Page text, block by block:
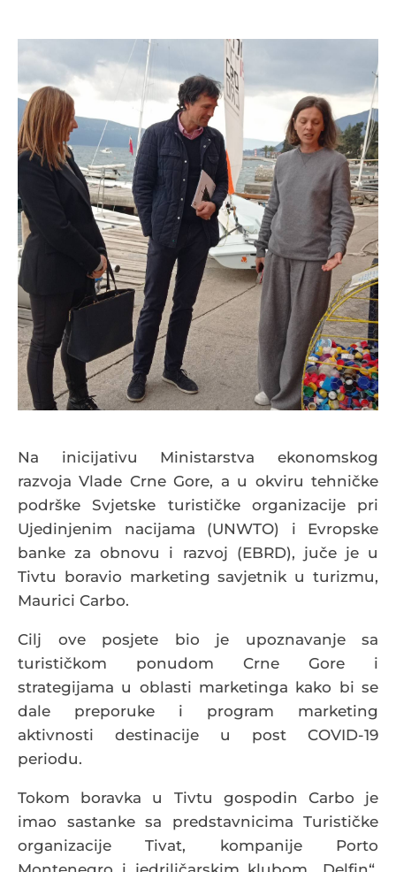
Na inicijativu Ministarstva ekonomskog
razvoja Vlade Crne Gore, a u okviru tehničke
podrške Svjetske turističke organizacije pri
Ujedinjenim nacijama (UNWTO) i Evropske
banke za obnovu i razvoj (EBRD), juče je u
Tivtu boravio marketing savjetnik u turizmu,
Maurici Carbo.
Cilj ove posjete bio je upoznavanje sa
turističkom ponudom Crne Gore i
strategijama u oblasti marketinga kako bi se
dale preporuke i program marketing
aktivnosti destinacije u post COVID-19
periodu.
Tokom boravka u Tivtu gospodin Carbo je
imao sastanke sa predstavnicima Turističke
organizacije Tivat, kompanije Porto